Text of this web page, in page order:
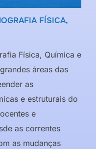
FÍSICA,
Física, Química e
áreas das
as
e estruturais do
e
as correntes
as mudanças